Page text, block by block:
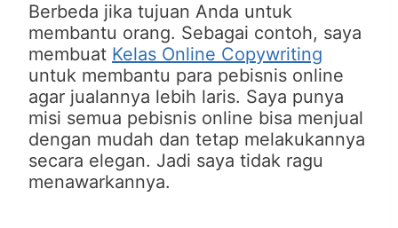
Berbeda jika tujuan Anda untuk
membantu orang. Sebagai contoh, saya
membuat Kelas Online Copywriting
untuk membantu para pebisnis online
agar jualannya lebih laris. Saya punya
misi semua pebisnis online bisa menjual
dengan mudah dan tetap melakukannya
secara elegan. Jadi saya tidak ragu
menawarkannya.